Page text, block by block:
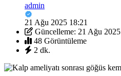
admin
21 Ağu 2025 18:21
Güncelleme: 21 Ağu 2025
48 Görüntüleme
2 dk.